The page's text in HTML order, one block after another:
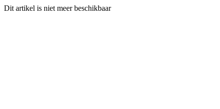
Dit artikel is niet meer beschikbaar